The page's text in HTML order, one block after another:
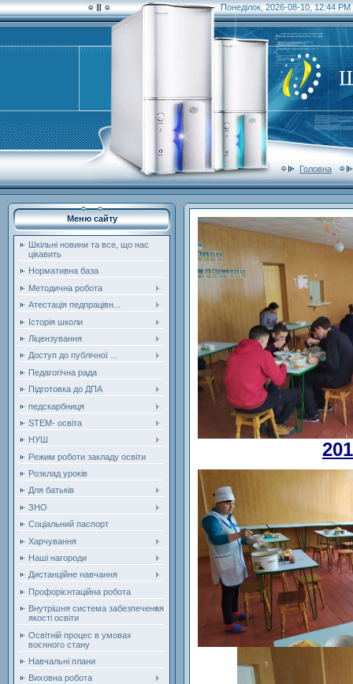
Понеділок, 2026-08-10, 12:44 PM
Головна
Меню сайту
Шкільні новини та все, що нас
цікавить
Нормативна база
Методична робота
Атестація педпрацівн...
Історія школи
Ліцензування
Доступ до публічної ...
Педагогічна рада
Підготовка до ДПА
педскарбниця
STEM- освіта
НУШ
Режим роботи закладу освіти
Розклад уроків
Для батьків
ЗНО
Соціальний паспорт
Харчування
Наші нагороди
Дистанційне навчання
Профорієнтаційна робота
Внутрішня система забезпечення
якості освіти
Освітній процес в умовах
воєнного стану
Навчальні плани
Виховна робота